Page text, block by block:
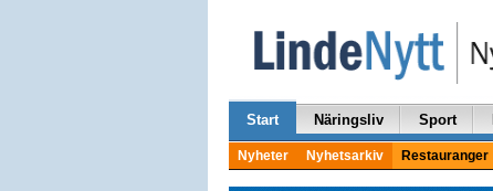
Start Näringsliv Sport
Nyheter Nyhetsarkiv Restauranger